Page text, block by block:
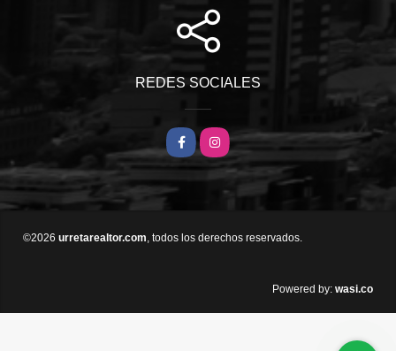
REDES SOCIALES
FacebookInstagram
©2026 urretarealtor.com, todos los derechos reservados.
Powered by: wasi.co